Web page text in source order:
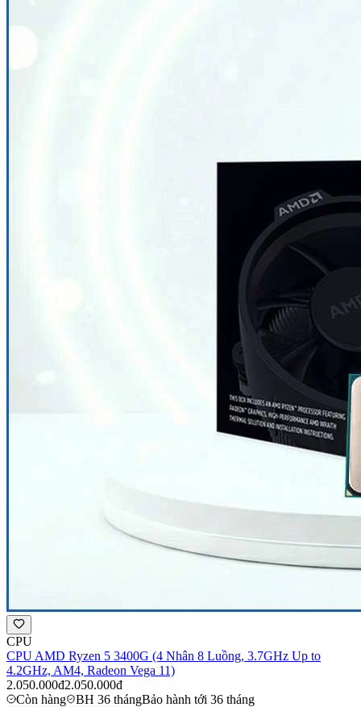
CPU
CPU AMD Ryzen 5 3400G (4 Nhân 8 Luồng, 3.7GHz Up to
4.2GHz, AM4, Radeon Vega 11)
2.050.000đ2.050.000đ
Còn hàng
BH 36 thángBảo hành tới 36 tháng